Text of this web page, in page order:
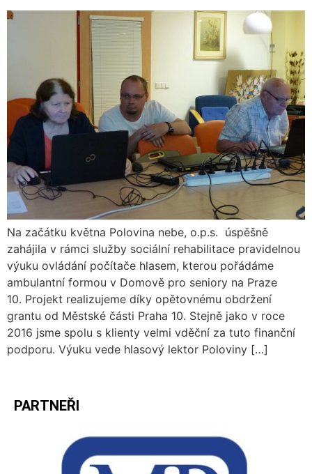
Na začátku května Polovina nebe, o.p.s. úspěšně
zahájila v rámci služby sociální rehabilitace pravidelnou
výuku ovládání počítače hlasem, kterou pořádáme
ambulantní formou v Domově pro seniory na Praze
10. Projekt realizujeme díky opětovnému obdržení
grantu od Městské části Praha 10. Stejně jako v roce
2016 jsme spolu s klienty velmi vděční za tuto finanční
podporu. Výuku vede hlasový lektor Poloviny […]
PARTNEŘI